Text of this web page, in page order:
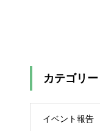
カテゴリー
イベント報告